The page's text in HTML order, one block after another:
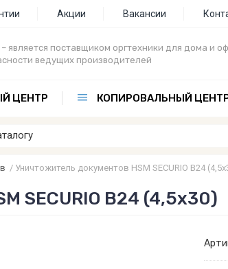
Акции Вакансии
является поставщиком оргтехники для дома и
ведущих производителей
ЦЕНТР КОПИРОВАЛЬНЫЙ
/ Уничтожитель документов HSM SECURIO B24
SECURIO B24 (4,5х30)